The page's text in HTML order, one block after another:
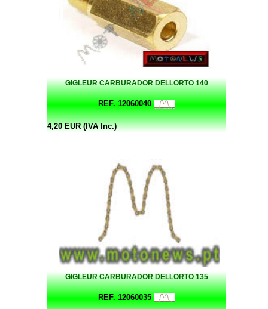
GIGLEUR CARBURADOR DELLORTO 140
REF. 12060040
4,20 EUR (IVA Inc.)
GIGLEUR CARBURADOR DELLORTO 135
REF. 12060035